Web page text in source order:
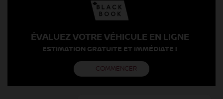
ÉVALUEZ VOTRE VÉHICULE EN LIGNE
ESTIMATION GRATUITE ET IMMÉDIATE !
COMMENCER